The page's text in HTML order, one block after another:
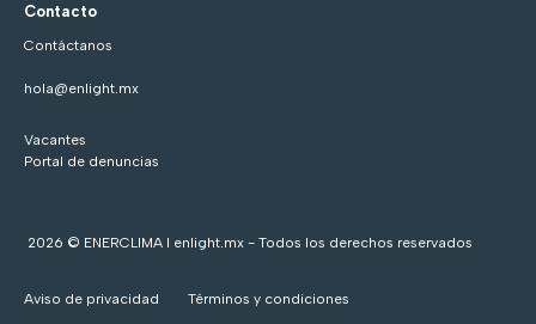
Contacto
Contáctanos
hola@enlight.mx
Vacantes
Portal de denuncias
2026 © ENERCLIMA I enlight.mx - Todos los derechos reservados
Aviso de privacidad Términos y condiciones